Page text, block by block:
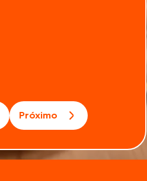
Próximo